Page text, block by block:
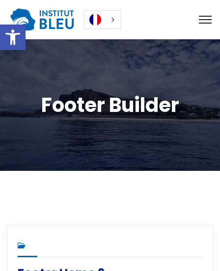
Ouvrir la barre d’outils
Footer Builder